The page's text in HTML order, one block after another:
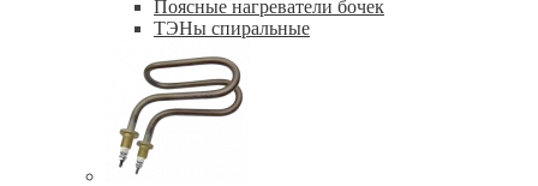
Поясные нагреватели бочек
ТЭНы спиральные